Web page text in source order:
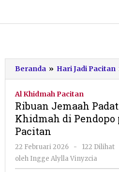
konten
Beranda » Hari Jadi Pacitan
Al Khidmah Pacitan
Ribuan Jemaah
Khidmah di Pendopo
Pacitan
22 Februari 2026
oleh
Ingge
Alylla
-
122 Dilihat
oleh Ingge Alylla Vinyzcia